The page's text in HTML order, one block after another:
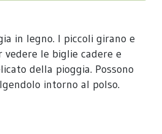
in legno. I piccoli girano e
vedere le biglie cadere e
della pioggia. Possono
intorno al polso.